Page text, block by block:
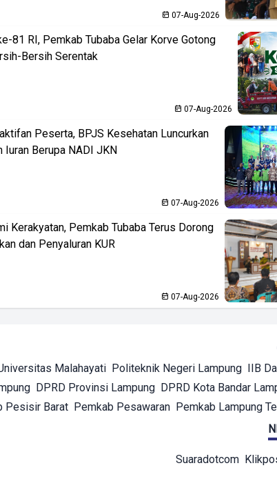
07-Aug-2026
81 RI, Pemkab Tubaba Gelar Korve Gotong
Bersih Serentak
07-Aug-2026
Peserta, BPJS Kesehatan Luncurkan
Iuran Berupa NADI JKN
07-Aug-2026
Kerakyatan, Pemkab Tubaba Terus Dorong
dan Penyaluran KUR
07-Aug-2026
Malahayati Politeknik Negeri Lampung IIB
DPRD Provinsi Lampung DPRD Kota Bandar
Pesisir Barat Pemkab Pesawaran Pemkab Lampung
Suaradotcom